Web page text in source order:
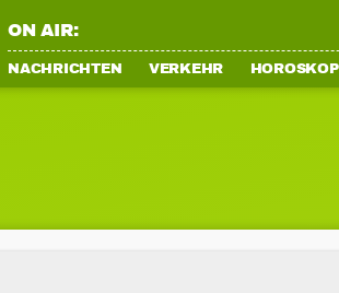
ON AIR:
NACHRICHTEN VERKEHR HOROSKOP